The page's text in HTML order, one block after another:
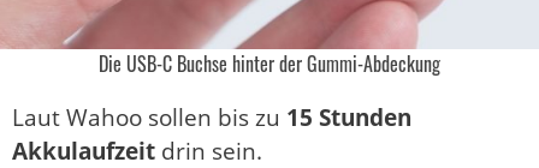
Die USB-C Buchse hinter der Gummi-Abdeckung
Laut Wahoo sollen bis zu 15 Stunden
Akkulaufzeit drin sein.